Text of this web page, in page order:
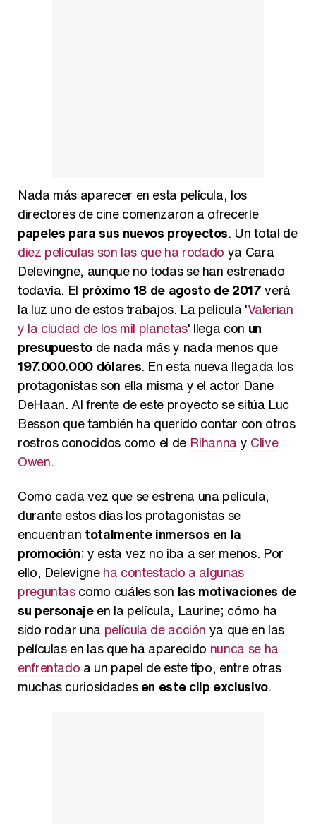
Nada más aparecer en esta película, los
directores de cine comenzaron a ofrecerle
papeles para sus nuevos proyectos. Un total de
diez películas son las que ha rodado ya Cara
Delevingne, aunque no todas se han estrenado
todavía. El próximo 18 de agosto de 2017verá
la luz uno de estos trabajos. La película 'Valerian
y la ciudad de los mil planetas' llega con un
presupuesto de nada más y nada menos que
197.000.000 dólares. En esta nueva llegada los
protagonistas son ella misma y el actor Dane
DeHaan. Al frente de este proyecto se sitúa Luc
Besson que también ha querido contar con otros
rostros conocidos como el de Rihanna y Clive
Owen.
Como cada vez que se estrena una película,
durante estos días los protagonistas se
encuentran totalmente inmersos en la
promoción; y esta vez no iba a ser menos. Por
ello, Delevigneha contestado a algunas
preguntascomo cuáles son las motivaciones de
su personajeen la película, Laurine; cómo ha
sido rodar una película de acción ya que en las
películas en las que ha aparecido nunca se ha
enfrentado a un papel de este tipo, entre otras
muchas curiosidadesen este clip exclusivo.